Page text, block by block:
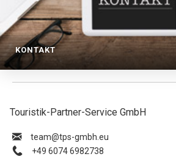
KONTAKT
Touristik-Partner-Service GmbH
ue.hbmg-spt@maet
+49 6074 6982738